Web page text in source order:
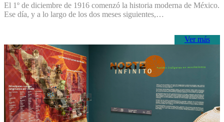
El 1º de diciembre de 1916 comenzó la historia moderna de México.
Ese día, y a lo largo de los dos meses siguientes,…
Ver más